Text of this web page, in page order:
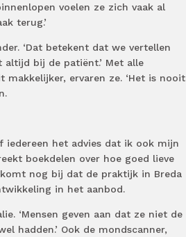
voelen ze zich vaak al
terug.’
‘Dat betekent dat we vertellen
bij de patiënt.’ Met alle
ervaren ze. ‘Het is nooit
iedereen het advies dat ik ook mijn
boekdelen over hoe goed lieve
nog bij dat de praktijk in Breda
in het aanbod.
‘Mensen geven aan dat ze niet de
hadden.’ Ook de mondscanner,